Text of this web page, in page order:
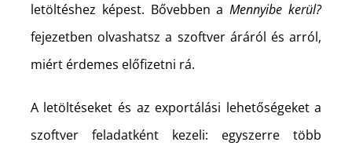
letöltéshez képest. Bővebben aMennyibe kerül?
fejezetben olvashatsz a szoftver áráról és arról,
miért érdemes előfizetni rá.
A letöltéseket és az exportálási lehetőségeket a
szoftver feladatként kezeli: egyszerre több